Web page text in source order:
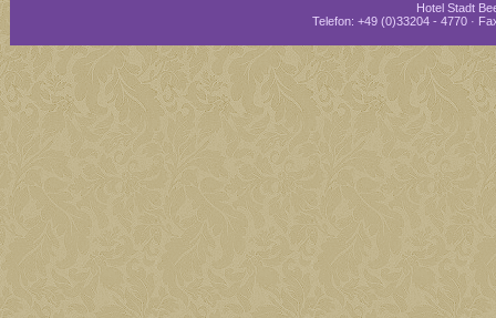
Hotel Stadt
Telefon: +49 (0)33204 - 4770 ·